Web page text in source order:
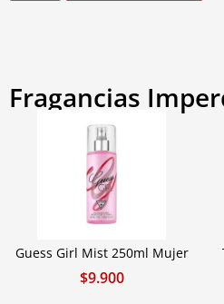
Fragancias
Guess Girl Mist 250ml Mujer
$9.900